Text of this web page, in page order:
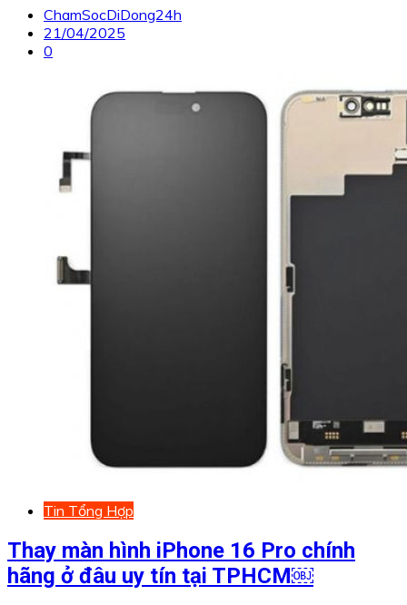
ChamSocDiDong24h
21/04/2025
0
Tin Tổng Hợp
Thay màn hình iPhone 16 Pro chính
hãng ở đâu uy tín tại TPHCM￼